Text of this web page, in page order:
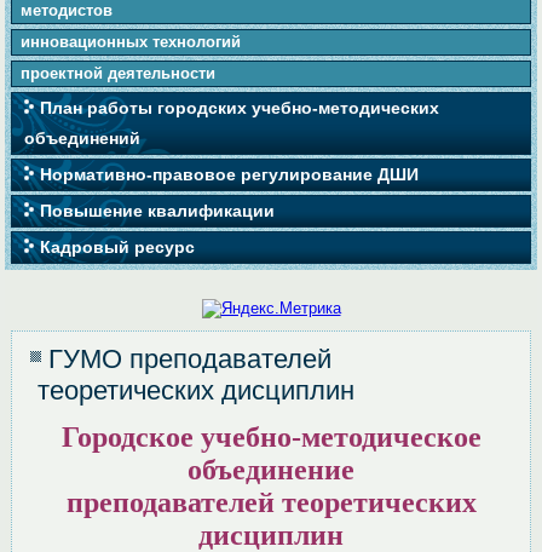
методистов
инновационных технологий
проектной деятельности
План работы городских учебно-методических
объединений
Нормативно-правовое регулирование ДШИ
Повышение квалификации
Кадровый ресурс
ГУМО преподавателей
теоретических дисциплин
Городское учебно-методическое
объединение
преподавателей теоретических
дисциплин